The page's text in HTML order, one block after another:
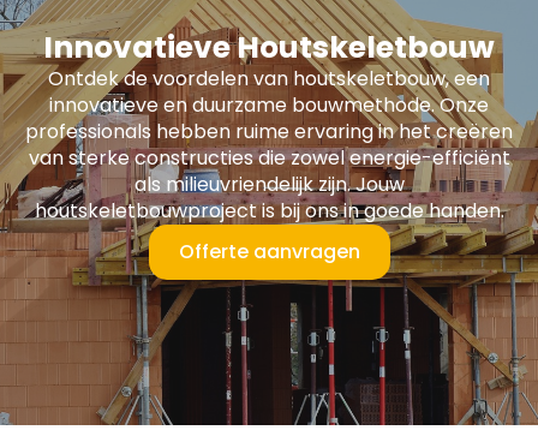
Innovatieve Houtskeletbouw
Ontdek de voordelen van houtskeletbouw, een
innovatieve en duurzame bouwmethode. Onze
professionals hebben ruime ervaring in het creëren
van sterke constructies die zowel energie-efficiënt
als milieuvriendelijk zijn. Jouw
houtskeletbouwproject is bij ons in goede handen.
Offerte aanvragen